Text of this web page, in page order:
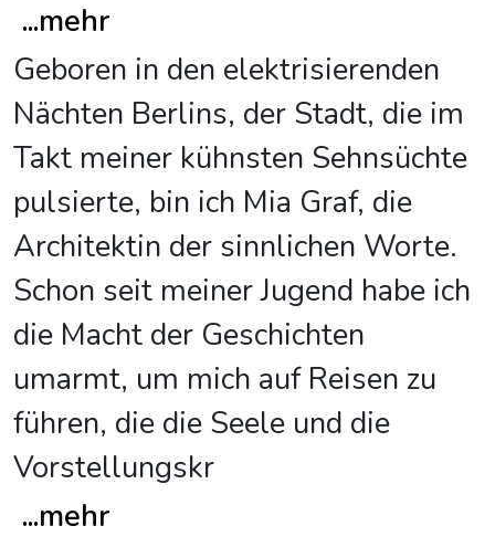
...mehr
Geboren in den elektrisierenden
Nächten Berlins, der Stadt, die im
Takt meiner kühnsten Sehnsüchte
pulsierte, bin ich Mia Graf, die
Architektin der sinnlichen Worte.
Schon seit meiner Jugend habe ich
die Macht der Geschichten
umarmt, um mich auf Reisen zu
führen, die die Seele und die
Vorstellungskr
...mehr